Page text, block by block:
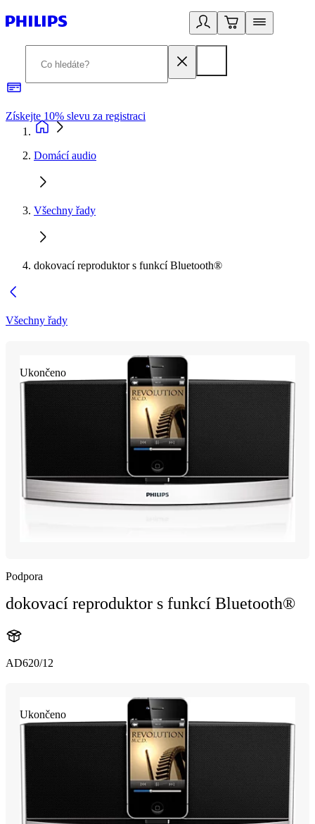
Získejte 10% slevu za registraci
Domácí audio
Všechny řady
dokovací reproduktor s funkcí Bluetooth®
Všechny řady
Ukončeno
Podpora
dokovací reproduktor s funkcí Bluetooth®
AD620/12
Ukončeno